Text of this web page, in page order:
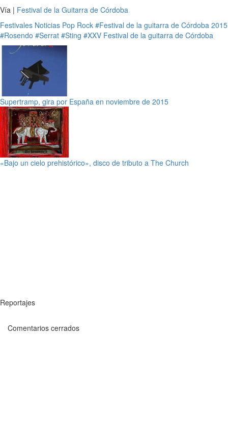
Vía | Festival de la Guitarra de Córdoba
Festivales Noticias Pop Rock #Festival de la guitarra de Córdoba 2015
#Rosendo #Serrat #Sting #XXV Festival de la guitarra de Córdoba
Supertramp, gira por España en noviembre de 2015
«Bajo un cielo prehistórico», disco de tributo a The Church
Reportajes
Comentarios cerrados